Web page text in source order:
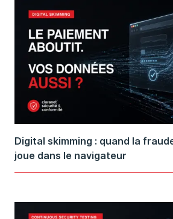
Digital skimming : quand la
joue dans le navigateur